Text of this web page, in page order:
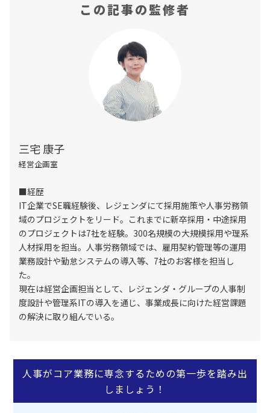
この記事の監修者
三宅 康子
経営企画室
■経歴
IT企業でSE職経験後、レジェンダにて採用施策や人事労務領
域のプロジェクトをリード。これまでに新卒採用・中途採用
のプロジェクトは7社を経験。300名規模の大規模採用や理系
人材採用を担当。人事労務領域では、雇用契約管理等の運用
業務設計や勤怠システムの導入等、7社のお客様を担当し
た。
現在は経営企画担当として、レジェンダ・グループの人事制
度設計や管理系ITの導入を通じ、事業成長に向けた経営課題
の解決に取り組んでいる。
人事がコア業務に専念するための第一歩を踏み出
しましょう！